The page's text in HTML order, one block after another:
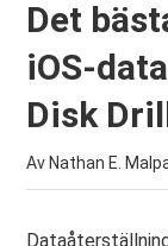
Det
iOS-
Disk
Av Nathan E.